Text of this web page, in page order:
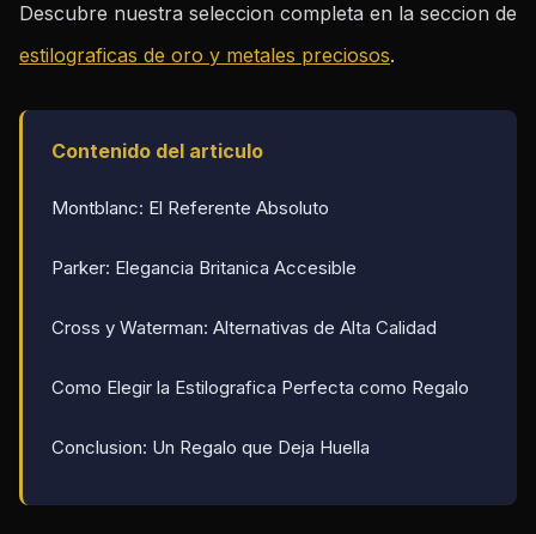
Descubre nuestra seleccion completa en la seccion de
estilograficas de oro y metales preciosos.
Contenido del articulo
Montblanc: El Referente Absoluto
Parker: Elegancia Britanica Accesible
Cross y Waterman: Alternativas de Alta Calidad
Como Elegir la Estilografica Perfecta como Regalo
Conclusion: Un Regalo que Deja Huella